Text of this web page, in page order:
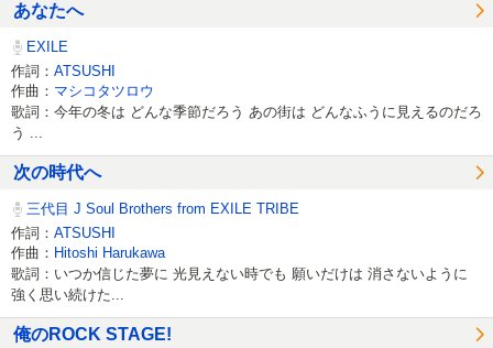
あなたへ
EXILE
作詞： ATSUSHI
作曲： マシコタツロウ
歌詞：今年の冬は どんな季節だろう あの街は どんなふうに見えるのだろ
う ...
次の時代へ
三代目 J Soul Brothers from EXILE TRIBE
作詞： ATSUSHI
作曲： Hitoshi Harukawa
歌詞：いつか信じた夢に 光見えない時でも 願いだけは 消さないように
強く思い続けた...
俺のROCK STAGE!